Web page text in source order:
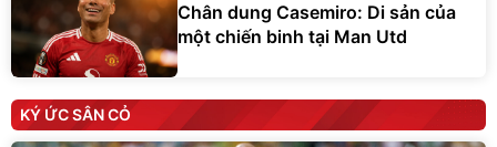
Chân dung Casemiro: Di sản của
một chiến binh tại Man Utd
KÝ ỨC SÂN CỎ